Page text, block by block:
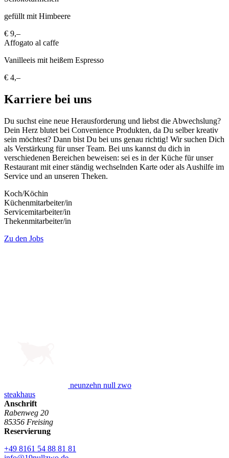
gefüllt mit Himbeere
€ 9,–
Affogato al caffe
Vanilleeis mit heißem Espresso
€ 4,–
Karriere bei uns
Du suchst eine neue Herausforderung und liebst die Abwechslung?
Dein Herz blutet bei Convenience Produkten, da Du selber kreativ
sein möchtest? Dann bist Du bei uns genau richtig! Wir suchen Dich
als Verstärkung für unser Team. Bei uns kannst du dich in
verschiedenen Bereichen beweisen: sei es in der Küche für unser
Restaurant mit einer ständig wechselnden Karte oder als Aushilfe im
Service und an unseren Theken.
Koch/Köchin
Küchenmitarbeiter/in
Servicemitarbeiter/in
Thekenmitarbeiter/in
Zu den Jobs
neunzehn null zwo
steakhaus
Anschrift
Rabenweg 20
85356 Freising
Reservierung
+49 8161 54 88 81 81